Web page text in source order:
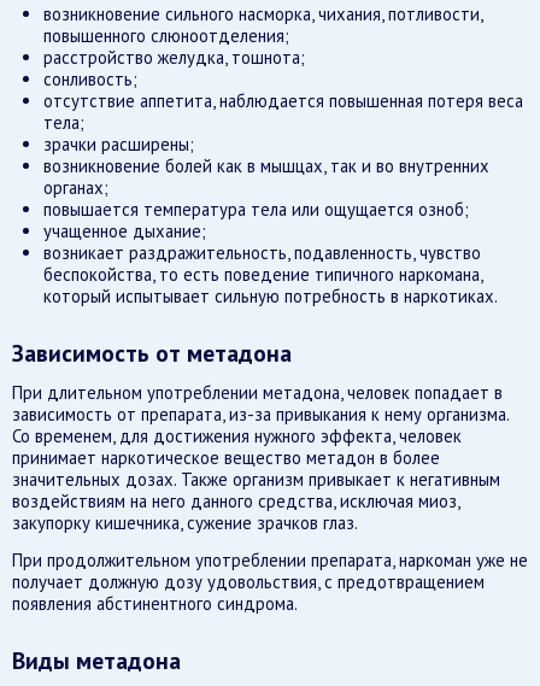
возникновение сильного насморка, чихания, потливости,
повышенного слюноотделения;
расстройство желудка, тошнота;
сонливость;
отсутствие аппетита, наблюдается повышенная потеря веса
тела;
зрачки расширены;
возникновение болей как в мышцах, так и во внутренних
органах;
повышается температура тела или ощущается озноб;
учащенное дыхание;
возникает раздражительность, подавленность, чувство
беспокойства, то есть поведение типичного наркомана,
который испытывает сильную потребность в наркотиках.
Зависимость от метадона
При длительном употреблении метадона, человек попадает в
зависимость от препарата, из-за привыкания к нему организма.
Со временем, для достижения нужного эффекта, человек
принимает наркотическое вещество метадон в более
значительных дозах. Также организм привыкает к негативным
воздействиям на него данного средства, исключая миоз,
закупорку кишечника, сужение зрачков глаз.
При продолжительном употреблении препарата, наркоман уже не
получает должную дозу удовольствия, с предотвращением
появления абстинентного синдрома.
Виды метадона